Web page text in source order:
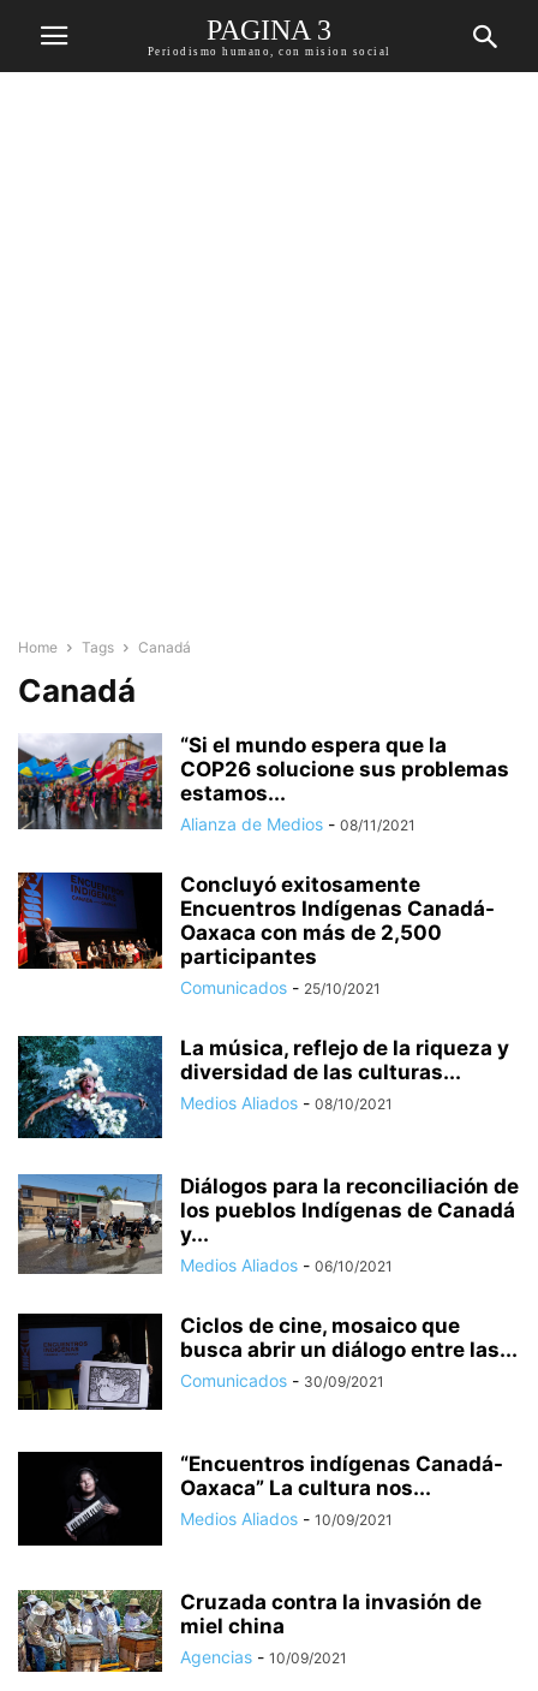
PAGINA 3
Periodismo humano, con mision social
Home Tags Canadá
Canadá
“Si el mundo espera que la
COP26 solucione sus problemas
estamos...
Alianza de Medios - 08/11/2021
Concluyó exitosamente
Encuentros Indígenas Canadá-
Oaxaca con más de 2,500
participantes
Comunicados - 25/10/2021
La música, reflejo de la riqueza y
diversidad de las culturas...
Medios Aliados - 08/10/2021
Diálogos para la reconciliación de
los pueblos Indígenas de Canadá
y...
Medios Aliados - 06/10/2021
Ciclos de cine, mosaico que
busca abrir un diálogo entre las...
Comunicados - 30/09/2021
“Encuentros indígenas Canadá-
Oaxaca” La cultura nos...
Medios Aliados - 10/09/2021
Cruzada contra la invasión de
miel china
Agencias - 10/09/2021